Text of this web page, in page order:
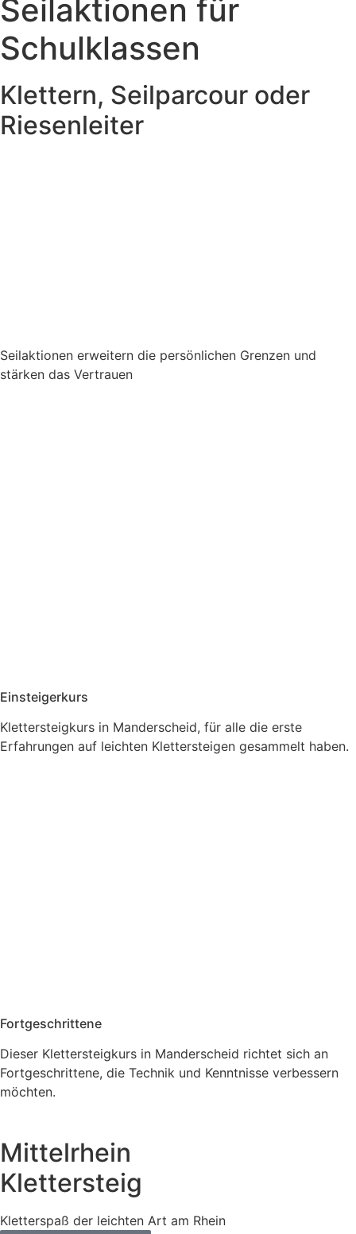
Seilaktionen für
Schulklassen
Klettern, Seilparcour oder
Riesenleiter
Seilaktionen erweitern die persönlichen Grenzen und
stärken das Vertrauen
Einsteigerkurs
Klettersteigkurs in Manderscheid, für alle die erste
Erfahrungen auf leichten Klettersteigen gesammelt haben.
Fortgeschrittene
Dieser Klettersteigkurs in Manderscheid richtet sich an
Fortgeschrittene, die Technik und Kenntnisse verbessern
möchten.
Mittelrhein
Klettersteig
Kletterspaß der leichten Art am Rhein